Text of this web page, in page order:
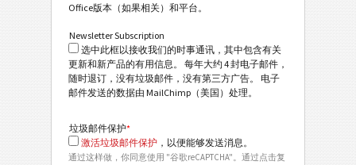
Office版本（如果相关）和平台。
Newsletter Subscription
选中此框以接收我们的时事通讯，其中包含有关
更新和新产品的有用信息。 每年大约 4 封电子邮件，
随时退订，没有垃圾邮件，没有第三方广告。 电子
邮件发送的数据由 MailChimp（美国）处理。
垃圾邮件保护*
激活垃圾邮件保护 ，以便能够发送消息。
通过这样做，你同意使用 "谷歌reCAPTCHA"。通过点击复